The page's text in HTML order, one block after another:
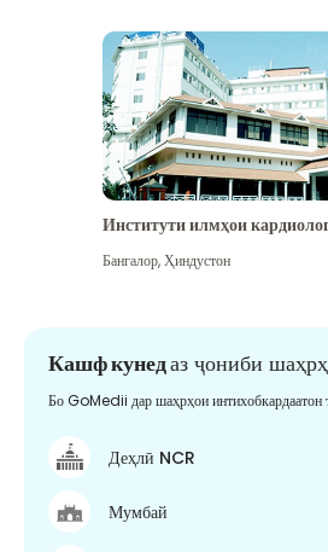
Институти илмҳои
Бангалор,Ҳиндустон
Кашф кунедаз ҷониби
Бо GoMedii дар шаҳрҳои интихобкардаатон
Деҳлӣ NCR
Мумбай